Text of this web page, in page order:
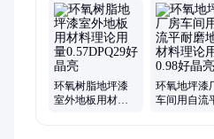
地坪工程、硬化地坪、复古地坪、
磨石、自流平地坪、停车场地坪、
泥自流平、水磨石地坪、工业车间
坪施工、艺术磨石地坪、混凝土固
花地坪、运动球场地坪
环氧树脂地坪漆
室外地板用材料
环氧地坪漆
车间用自流